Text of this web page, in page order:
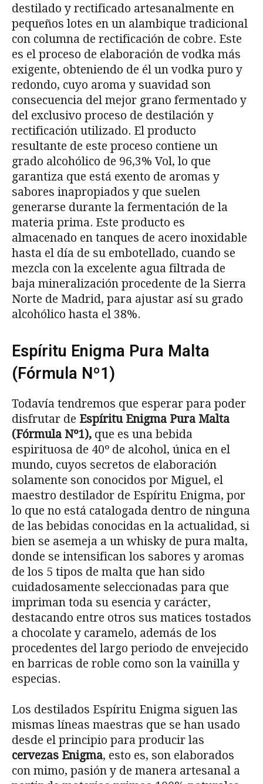
destilado y rectificado artesanalmente en
pequeños lotes en un alambique tradicional
con columna de rectificación de cobre. Este
es el proceso de elaboración de vodka más
exigente, obteniendo de él un vodka puro y
redondo, cuyo aroma y suavidad son
consecuencia del mejor grano fermentado y
del exclusivo proceso de destilación y
rectificación utilizado. El producto
resultante de este proceso contiene un
grado alcohólico de 96,3% Vol, lo que
garantiza que está exento de aromas y
sabores inapropiados y que suelen
generarse durante la fermentación de la
materia prima. Este producto es
almacenado en tanques de acero inoxidable
hasta el día de su embotellado, cuando se
mezcla con la excelente agua filtrada de
baja mineralización procedente de la Sierra
Norte de Madrid, para ajustar así su grado
alcohólico hasta el 38%.
Espíritu Enigma Pura Malta
(Fórmula Nº1)
Todavía tendremos que esperar para poder
disfrutar de Espíritu Enigma Pura Malta
(Fórmula Nº1), que es una bebida
espirituosa de 40º de alcohol, única en el
mundo, cuyos secretos de elaboración
solamente son conocidos por Miguel, el
maestro destilador de Espíritu Enigma, por
lo que no está catalogada dentro de ninguna
de las bebidas conocidas en la actualidad, si
bien se asemeja a un whisky de pura malta,
donde se intensifican los sabores y aromas
de los 5 tipos de malta que han sido
cuidadosamente seleccionadas para que
impriman toda su esencia y carácter,
destacando entre otros sus matices tostados
a chocolate y caramelo, además de los
procedentes del largo periodo de envejecido
en barricas de roble como son la vainilla y
especias.
Los destilados Espíritu Enigma siguen las
mismas líneas maestras que se han usado
desde el principio para producir las
cervezas Enigma, esto es, son elaborados
con mimo, pasión y de manera artesanal a